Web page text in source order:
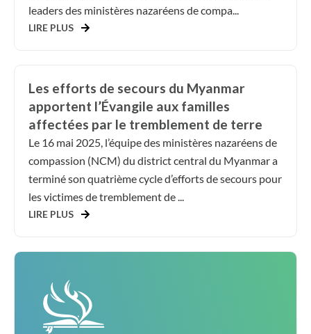
leaders des ministères nazaréens de compa...
LIRE PLUS
Les efforts de secours du Myanmar
apportent l’Évangile aux familles
affectées par le tremblement de terre
Le 16 mai 2025, l’équipe des ministères nazaréens de
compassion (NCM) du district central du Myanmar a
terminé son quatrième cycle d’efforts de secours pour
les victimes de tremblement de ...
LIRE PLUS